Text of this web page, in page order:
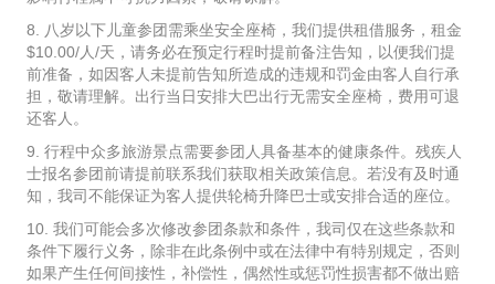
8. 八岁以下儿童参团需乘坐安全座椅，我们提供租借服务，租金
$10.00/人/天，请务必在预定行程时提前备注告知，以便我们提
前准备，如因客人未提前告知所造成的违规和罚金由客人自行承
担，敬请理解。出行当日安排大巴出行无需安全座椅，费用可退
还客人。
9. 行程中众多旅游景点需要参团人具备基本的健康条件。残疾人
士报名参团前请提前联系我们获取相关政策信息。若没有及时通
知，我司不能保证为客人提供轮椅升降巴士或安排合适的座位。
10. 我们可能会多次修改参团条款和条件，我司仅在这些条款和
条件下履行义务，除非在此条例中或在法律中有特别规定，否则
如果产生任何间接性，补偿性，偶然性或惩罚性损害都不做出赔